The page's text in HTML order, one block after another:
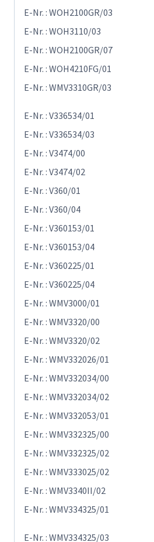
E-Nr. : WOH2100GR/03
E-Nr. : WOH3110/03
E-Nr. : WOH2100GR/07
E-Nr. : WOH4210FG/01
E-Nr. : WMV3310GR/03
E-Nr. : V336534/01
E-Nr. : V336534/03
E-Nr. : V3474/00
E-Nr. : V3474/02
E-Nr. : V360/01
E-Nr. : V360/04
E-Nr. : V360153/01
E-Nr. : V360153/04
E-Nr. : V360225/01
E-Nr. : V360225/04
E-Nr. : WMV3000/01
E-Nr. : WMV3320/00
E-Nr. : WMV3320/02
E-Nr. : WMV332026/01
E-Nr. : WMV332034/00
E-Nr. : WMV332034/02
E-Nr. : WMV332053/01
E-Nr. : WMV332325/00
E-Nr. : WMV332325/02
E-Nr. : WMV333025/02
E-Nr. : WMV3340II/02
E-Nr. : WMV334325/01
E-Nr. : WMV334325/03